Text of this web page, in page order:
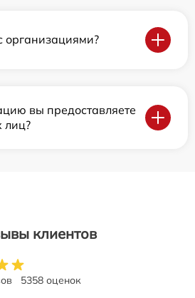
организациями?
вы предоставляете
лиц?
клиентов
5358 оценок